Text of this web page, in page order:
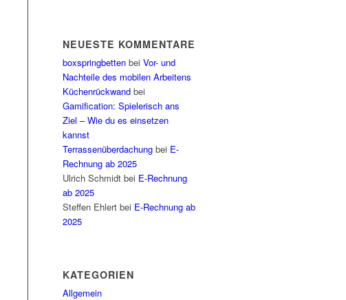
NEUESTE KOMMENTARE
boxspringbetten beiVor- und
Nachteile des mobilen Arbeitens
Küchenrückwand bei
Gamification: Spielerisch ans
Ziel – Wie du es einsetzen
kannst
Terrassenüberdachung bei E-
Rechnung ab 2025
Ulrich Schmidt bei E-Rechnung
ab 2025
Steffen Ehlert bei E-Rechnung ab
2025
KATEGORIEN
Allgemein